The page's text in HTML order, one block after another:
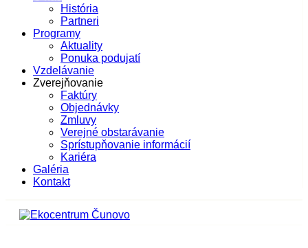
História
Partneri
Programy
Aktuality
Ponuka podujatí
Vzdelávanie
Zverejňovanie
Faktúry
Objednávky
Zmluvy
Verejné obstarávanie
Sprístupňovanie informácií
Kariéra
Galéria
Kontakt